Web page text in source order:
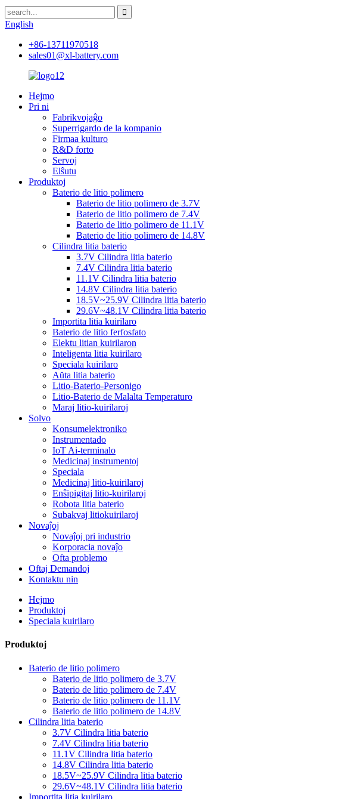
English
+86-13711970518
sales01@xl-battery.com
Hejmo
Pri ni
Fabrikvojaĝo
Superrigardo de la kompanio
Firmaa kulturo
R&D forto
Servoj
Elŝutu
Produktoj
Baterio de litio polimero
Baterio de litio polimero de 3.7V
Baterio de litio polimero de 7.4V
Baterio de litio polimero de 11.1V
Baterio de litio polimero de 14.8V
Cilindra litia baterio
3.7V Cilindra litia baterio
7.4V Cilindra litia baterio
11.1V Cilindra litia baterio
14.8V Cilindra litia baterio
18.5V~25.9V Cilindra litia baterio
29.6V~48.1V Cilindra litia baterio
Importita litia kuirilaro
Baterio de litio ferfosfato
Elektu litian kuirilaron
Inteligenta litia kuirilaro
Speciala kuirilaro
Aŭta litia baterio
Litio-Baterio-Personigo
Litio-Baterio de Malalta Temperaturo
Maraj litio-kuirilaroj
Solvo
Konsumelektroniko
Instrumentado
IoT Ai-terminalo
Medicinaj instrumentoj
Speciala
Medicinaj litio-kuirilaroj
Enŝipigitaj litio-kuirilaroj
Robota litia baterio
Subakvaj litiokuirilaroj
Novaĵoj
Novaĵoj pri industrio
Korporacia novaĵo
Ofta problemo
Oftaj Demandoj
Kontaktu nin
Hejmo
Produktoj
Speciala kuirilaro
Produktoj
Baterio de litio polimero
Baterio de litio polimero de 3.7V
Baterio de litio polimero de 7.4V
Baterio de litio polimero de 11.1V
Baterio de litio polimero de 14.8V
Cilindra litia baterio
3.7V Cilindra litia baterio
7.4V Cilindra litia baterio
11.1V Cilindra litia baterio
14.8V Cilindra litia baterio
18.5V~25.9V Cilindra litia baterio
29.6V~48.1V Cilindra litia baterio
Importita litia kuirilaro